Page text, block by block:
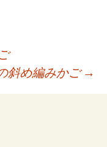
斜め編みかご →